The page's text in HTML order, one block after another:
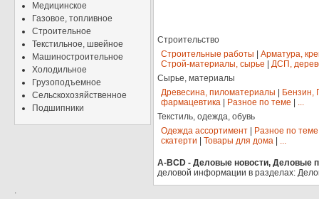
Медицинское
Газовое, топливное
Строительное
Текстильное, швейное
Машиностроительное
Холодильное
Грузоподъемное
Сельскохозяйственное
Подшипники
Строительство
Строительные работы
Арматура,
Строй-материалы, сырье
ДСП,
Сырье, материалы
Древесина, пиломатериалы
Бензин,
фармацевтика
Разное по теме
...
Текстиль, одежда, обувь
Одежда ассортимент
Разное по теме
скатерти
Товары для дома ...
A-BCD - Деловые новости, Деловые
деловой информации в разделах:
.